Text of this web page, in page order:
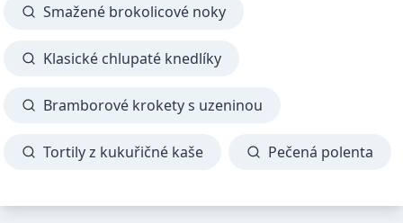
Smažené brokolicové noky
Klasické chlupaté knedlíky
Bramborové krokety s uzeninou
Tortily z kukuřičné kaše Pečená polenta